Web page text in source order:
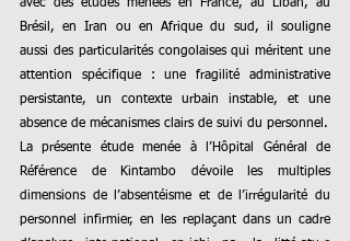
avec des études menées en France, au Liban, au
Brésil, en Iran ou en Afrique du sud, il souligne
aussi des particularités congolaises qui méritent une
attention spécifique : une fragilité administrative
persistante, un contexte urbain instable, et une
absence de mécanismes clairs de suivi du personnel.
La présente étude menée à l’Hôpital Général de
Référence de Kintambo dévoile les multiples
dimensions de l’absentéisme et de l’irrégularité du
personnel infirmier, en les replaçant dans un cadre